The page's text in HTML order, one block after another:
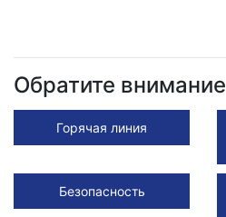
Обратите внимание
Горячая линия
Безопасность